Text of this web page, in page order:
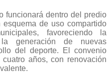
funcionará dentro del predio
de uso compartido
favoreciendo la
generación de nuevas
del deporte. El convenio
años, con renovación